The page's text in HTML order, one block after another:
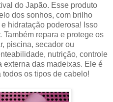
do Japão. Esse produto
dos sonhos, com brilho
hidratação poderosa! Isso
repara e protege os
piscina, secador ou
nutrição, controle
externa das madeixas. Ele é
os tipos de cabelo!